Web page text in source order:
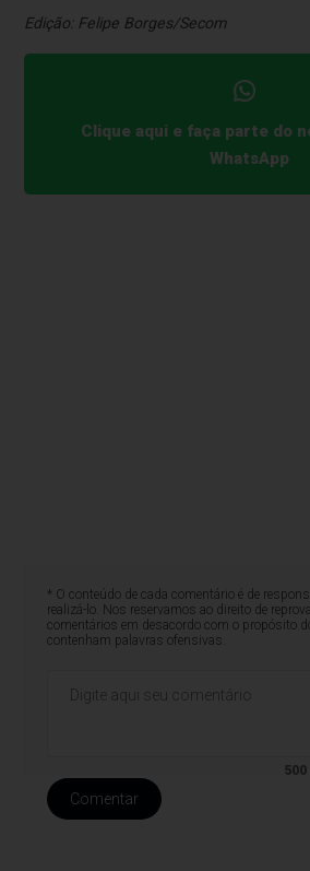
Edição: Felipe Borges/Secom
Clique aqui e faça parte do
WhatsApp
* O conteúdo de cada comentário é de
realizá-lo. Nos reservamos ao direito de
comentários em desacordo com o propósito
contenham palavras ofensivas.
500
Comentar